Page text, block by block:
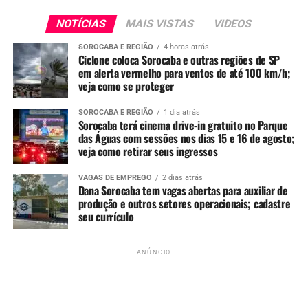
Casa do Turista
Biblioteca Municipal
fechadas
Museu Histórico Sorocabano (Zoológico): 11h
às 16h (ambos os dias)
Museu da Estrada de Ferro Sorocabana
fechado
Jardim Botânico “Irmãos Villas-Bôas”
17h
Zoológico Municipal “Quinzinho de Barros” :
9h às 16h
NOTÍCIAS MAIS VISTAS VIDEOS
SOROCABA E REGIÃO 4 horas atrás
Ciclone coloca Sorocaba e outras regiões de SP
em alerta vermelho para ventos de até 100 km/h;
veja como se proteger
SOROCABA E REGIÃO 1 dia atrás
Sorocaba terá cinema drive-in gratuito no Parque
das Águas com sessões nos dias 15 e 16 de agosto;
veja como retirar seus ingressos
VAGAS DE EMPREGO 2 dias atrás
Dana Sorocaba tem vagas abertas para auxiliar de
produção e outros setores operacionais; cadastre
seu currículo
ANÚNCIO